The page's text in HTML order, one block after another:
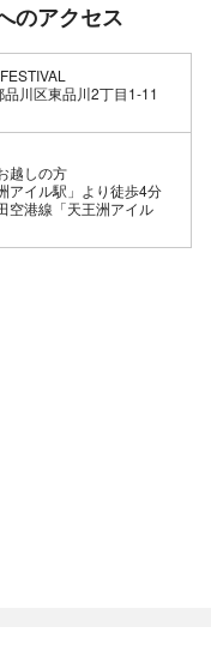
のアクセス
川区東品川2丁目1-11
越しの方
アイル駅」より徒歩4分
空港線「天王洲アイル